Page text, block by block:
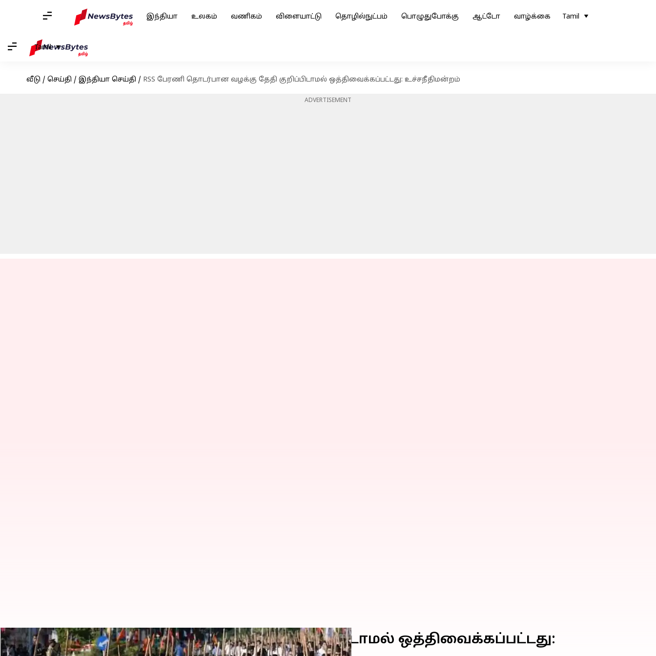
இந்தியா உலகம் வணிகம் விளையாட்டு தொழில்நுட்பம் பொழுதுபோக்கு ஆட்டோ வாழ்க்கை Tamil
Tamil
வீடு / செய்தி / இந்தியா செய்தி / RSS பேரணி தொடர்பான வழக்கு தேதி குறிப்பிடாமல் ஒத்திவைக்கப்பட்டது: உச்சநீதிமன்றம்
ADVERTISEMENT
RSS பேரணி தொடர்பான வழக்கு தேதி குறிப்பிடாமல் ஒத்திவைக்கப்பட்டது: